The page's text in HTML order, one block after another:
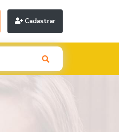
Cadastrar